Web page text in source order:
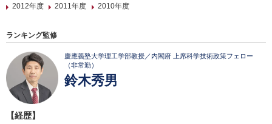
2012年度
2011年度 2010年度
ランキング監修
慶應義塾大学理工学部教授／内閣府 上席科学技術政策フェロー
（非常勤）
鈴木秀男
【経歴】